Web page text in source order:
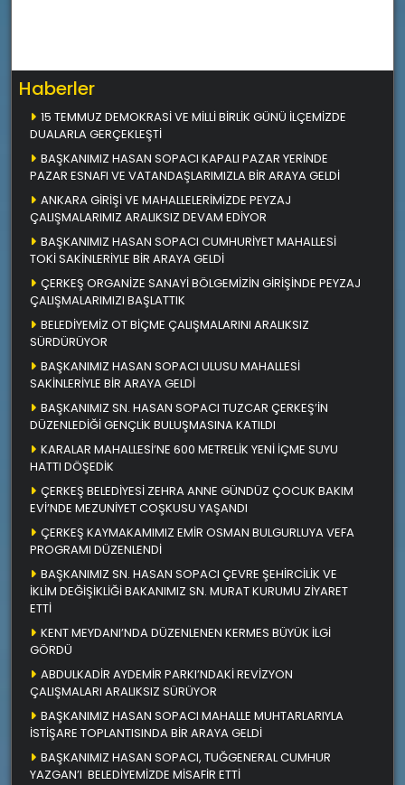
Haberler
15 TEMMUZ DEMOKRASİ VE MİLLİ BİRLİK GÜNÜ İLÇEMİZDE
DUALARLA GERÇEKLEŞTİ
BAŞKANIMIZ HASAN SOPACI KAPALI PAZAR YERİNDE
PAZAR ESNAFI VE VATANDAŞLARIMIZLA BİR ARAYA GELDİ
ANKARA GİRİŞİ VE MAHALLELERİMİZDE PEYZAJ
ÇALIŞMALARIMIZ ARALIKSIZ DEVAM EDİYOR
BAŞKANIMIZ HASAN SOPACI CUMHURİYET MAHALLESİ
TOKİ SAKİNLERİYLE BİR ARAYA GELDİ
ÇERKEŞ ORGANİZE SANAYİ BÖLGEMİZİN GİRİŞİNDE PEYZAJ
ÇALIŞMALARIMIZI BAŞLATTIK
BELEDİYEMİZ OT BİÇME ÇALIŞMALARINI ARALIKSIZ
SÜRDÜRÜYOR
BAŞKANIMIZ HASAN SOPACI ULUSU MAHALLESİ
SAKİNLERİYLE BİR ARAYA GELDİ
BAŞKANIMIZ SN. HASAN SOPACI TUZCAR ÇERKEŞ’İN
DÜZENLEDİĞİ GENÇLİK BULUŞMASINA KATILDI
KARALAR MAHALLESİ’NE 600 METRELİK YENİ İÇME SUYU
HATTI DÖŞEDİK
ÇERKEŞ BELEDİYESİ ZEHRA ANNE GÜNDÜZ ÇOCUK BAKIM
EVİ’NDE MEZUNİYET COŞKUSU YAŞANDI
ÇERKEŞ KAYMAKAMIMIZ EMİR OSMAN BULGURLUYA VEFA
PROGRAMI DÜZENLENDİ
BAŞKANIMIZ SN. HASAN SOPACI ÇEVRE ŞEHİRCİLİK VE
İKLİM DEĞİŞİKLİĞİ BAKANIMIZ SN. MURAT KURUMU ZİYARET
ETTİ
KENT MEYDANI’NDA DÜZENLENEN KERMES BÜYÜK İLGİ
GÖRDÜ
ABDULKADİR AYDEMİR PARKI’NDAKİ REVİZYON
ÇALIŞMALARI ARALIKSIZ SÜRÜYOR
BAŞKANIMIZ HASAN SOPACI MAHALLE MUHTARLARIYLA
İSTİŞARE TOPLANTISINDA BİR ARAYA GELDİ
BAŞKANIMIZ HASAN SOPACI, TUĞGENERAL CUMHUR
YAZGAN’I BELEDİYEMİZDE MİSAFİR ETTİ